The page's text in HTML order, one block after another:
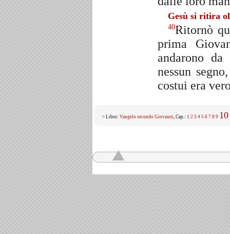
Gesù si ritira
40Ritornò
prima
andarono
nessun
costui era
> Libro: Vangelo secondo Giovanni, Cap.: 1 2 3 4 5 6 7 8 9 10